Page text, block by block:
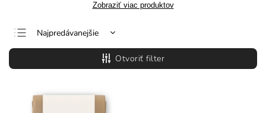
Zobraziť viac produktov
Najpredávanejšie
Najlacnejšie
Najdrahšie
Otvoriť filter